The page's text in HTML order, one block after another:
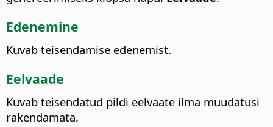
Edenemine
Kuvab teisendamise edenemist.
Eelvaade
Kuvab teisendatud pildi eelvaate ilma muudatusi
rakendamata.